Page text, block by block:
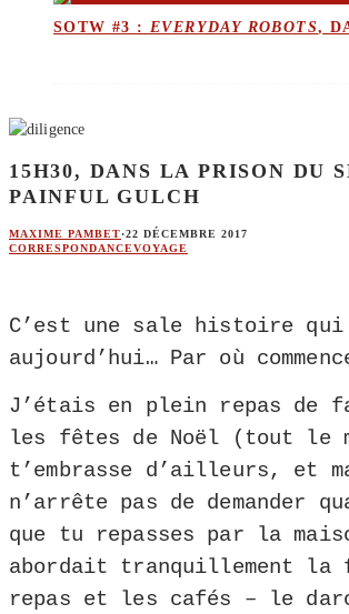
SOTW #3 : EVERYDAY ROBOTS,
15H30, DANS LA PRISON DU
PAINFUL GULCH
MAXIME PAMBET·22 DÉCEMBRE 2017
CORRESPONDANCEVOYAGE
C’est une sale histoire qui
aujourd’hui… Par où
J’étais en plein repas de
les fêtes de Noël (tout le
t’embrasse d’ailleurs, et
n’arrête pas de demander
que tu repasses par la
abordait tranquillement la
repas et les cafés – le